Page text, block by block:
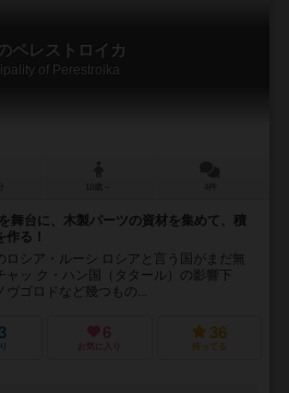
ペレストロイカ
of Perestroika
舞台に、木製パーツの資材を集めて、積
る！
シア・ルーシ ロシアと言う国がまだ無
ャッ ク・ハン国（タタール）の影響下
ヴゴロドなど幾つもの...
6
お気に入り
36
持ってる